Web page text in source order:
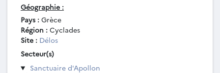
Géographie :
Pays : Grèce
Région : Cyclades
Site : Délos
Secteur(s)
Sanctuaire d'Apollon